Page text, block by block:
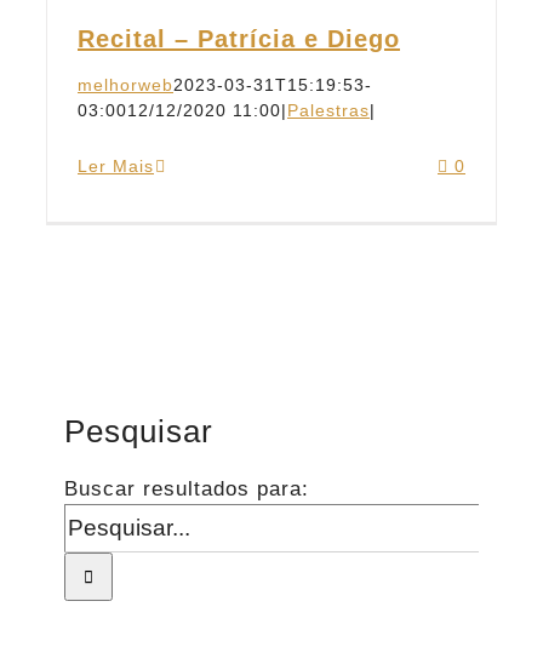
Recital – Patrícia e Diego
melhorweb2023-03-31T15:19:53-
03:0012/12/2020 11:00|Palestras|
Ler Mais 0
Pesquisar
Buscar resultados para: